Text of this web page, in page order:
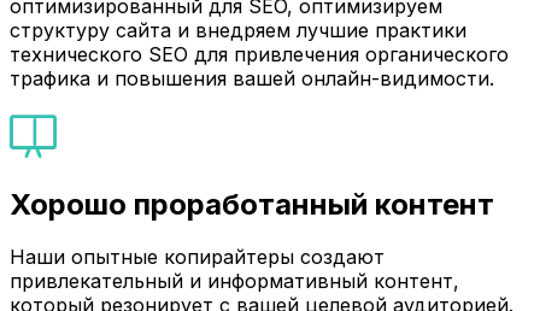
оптимизированный для SEO, оптимизируем
структуру сайта и внедряем лучшие практики
технического SEO для привлечения органического
трафика и повышения вашей онлайн-видимости.
Хорошо проработанный контент
Наши опытные копирайтеры создают
привлекательный и информативный контент,
который резонирует с вашей целевой аудиторией.